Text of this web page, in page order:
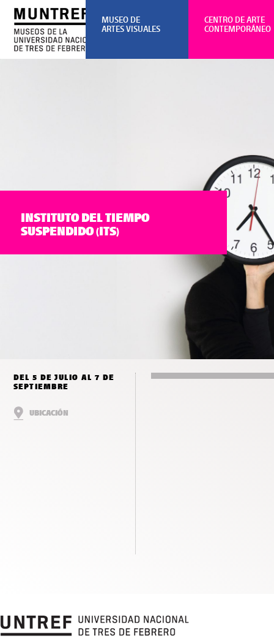
INSTITUTO DEL TIEMPO
SUSPENDIDO (ITS)
DEL 5 DE JULIO AL 7 DE
SEPTIEMBRE
UBICACIÓN
CENTRO DE ARTE
CONTEMPORÁNEO
MUSEO DE
ARTES VISUALES